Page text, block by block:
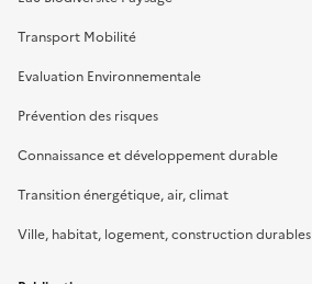
Transport Mobilité
Evaluation Environnementale
Prévention des risques
Connaissance et développement durable
Transition énergétique, air, climat
Ville, habitat, logement, construction durables